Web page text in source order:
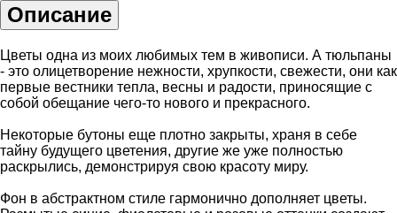
Описание
Цветы одна из моих любимых тем в живописи. А тюльпаны
- это олицетворение нежности, хрупкости, свежести, они как
первые вестники тепла, весны и радости, приносящие с
собой обещание чего-то нового и прекрасного.
Некоторые бутоны еще плотно закрыты, храня в себе
тайну будущего цветения, другие же уже полностью
раскрылись, демонстрируя свою красоту миру.
Фон в абстрактном стиле гармонично дополняет цветы.